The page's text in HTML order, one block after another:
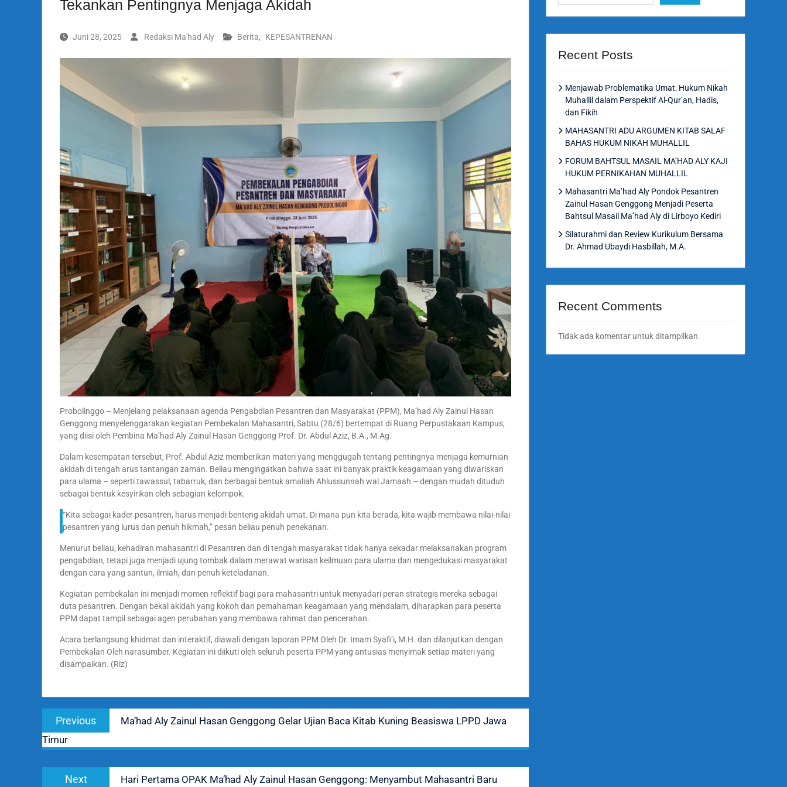
Tekankan Pentingnya Menjaga Akidah
Juni 28, 2025 Redaksi Ma'had Aly Berita, KEPESANTRENAN
Probolinggo – Menjelang pelaksanaan agenda Pengabdian Pesantren dan Masyarakat (PPM), Ma’had Aly Zainul Hasan
Genggong menyelenggarakan kegiatan Pembekalan Mahasantri, Sabtu (28/6) bertempat di Ruang Perpustakaan Kampus,
yang diisi oleh Pembina Ma’had Aly Zainul Hasan Genggong Prof. Dr. Abdul Aziz, B.A., M.Ag.
Dalam kesempatan tersebut, Prof. Abdul Aziz memberikan materi yang menggugah tentang pentingnya menjaga kemurnian
akidah di tengah arus tantangan zaman. Beliau mengingatkan bahwa saat ini banyak praktik keagamaan yang diwariskan
para ulama – seperti tawassul, tabarruk, dan berbagai bentuk amaliah Ahlussunnah wal Jamaah – dengan mudah dituduh
sebagai bentuk kesyirikan oleh sebagian kelompok.
“Kita sebagai kader pesantren, harus menjadi benteng akidah umat. Di mana pun kita berada, kita wajib membawa nilai-nilai
pesantren yang lurus dan penuh hikmah,” pesan beliau penuh penekanan.
Menurut beliau, kehadiran mahasantri di Pesantren dan di tengah masyarakat tidak hanya sekadar melaksanakan program
pengabdian, tetapi juga menjadi ujung tombak dalam merawat warisan keilmuan para ulama dan mengedukasi masyarakat
dengan cara yang santun, ilmiah, dan penuh keteladanan.
Kegiatan pembekalan ini menjadi momen reflektif bagi para mahasantri untuk menyadari peran strategis mereka sebagai
duta pesantren. Dengan bekal akidah yang kokoh dan pemahaman keagamaan yang mendalam, diharapkan para peserta
PPM dapat tampil sebagai agen perubahan yang membawa rahmat dan pencerahan.
Acara berlangsung khidmat dan interaktif, diawali dengan laporan PPM Oleh Dr. Imam Syafi’i, M.H. dan dilanjutkan dengan
Pembekalan Oleh narasumber. Kegiatan ini diikuti oleh seluruh peserta PPM yang antusias menyimak setiap materi yang
disampaikan. (Riz)
Navigasi
posPrevious
Previous
post:
Ma’had Aly Zainul Hasan Genggong Gelar Ujian Baca Kitab Kuning Beasiswa LPPD Jawa
Timur
Next
Next
Hari Pertama OPAK Ma’had Aly Zainul Hasan Genggong: Menyambut Mahasantri Baru
Recent Posts
Menjawab Problematika Umat: Hukum Nikah
Muhallil dalam Perspektif Al-Qur’an, Hadis,
dan Fikih
MAHASANTRI ADU ARGUMEN KITAB SALAF
BAHAS HUKUM NIKAH MUHALLIL
FORUM BAHTSUL MASAIL MA’HAD ALY KAJI
HUKUM PERNIKAHAN MUHALLIL
Mahasantri Ma’had Aly Pondok Pesantren
Zainul Hasan Genggong Menjadi Peserta
Bahtsul Masail Ma’had Aly di Lirboyo Kediri
Silaturahmi dan Review Kurikulum Bersama
Dr. Ahmad Ubaydi Hasbillah, M.A.
Recent Comments
Tidak ada komentar untuk ditampilkan.